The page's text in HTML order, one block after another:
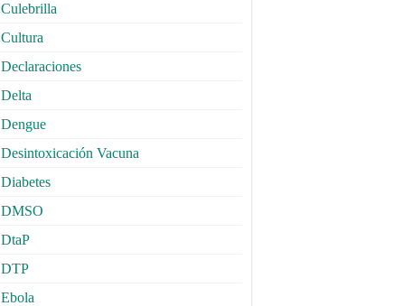
Culebrilla
Cultura
Declaraciones
Delta
Dengue
Desintoxicación Vacuna
Diabetes
DMSO
DtaP
DTP
Ebola